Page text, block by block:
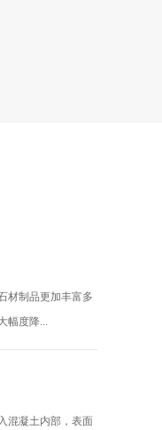
材制品更加丰富多
幅度降...
混凝土内部，表面